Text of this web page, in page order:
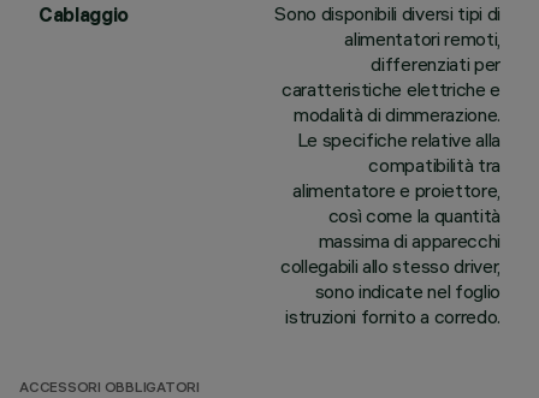
Cablaggio
Sono disponibili diversi tipi di
alimentatori remoti,
differenziati per
caratteristiche elettriche e
modalità di dimmerazione.
Le specifiche relative alla
compatibilità tra
alimentatore e proiettore,
così come la quantità
massima di apparecchi
collegabili allo stesso driver,
sono indicate nel foglio
istruzioni fornito a corredo.
ACCESSORI OBBLIGATORI